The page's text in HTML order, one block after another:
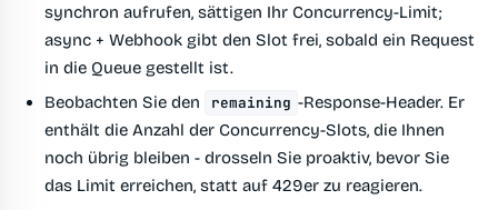
synchron aufrufen, sättigen Ihr Concurrency-Limit;
async + Webhook gibt den Slot frei, sobald ein Request
in die Queue gestellt ist.
Beobachten Sie den
remaining -Response-Header. Er
enthält die Anzahl der Concurrency-Slots, die Ihnen
noch übrig bleiben - drosseln Sie proaktiv, bevor Sie
das Limit erreichen, statt auf 429er zu reagieren.